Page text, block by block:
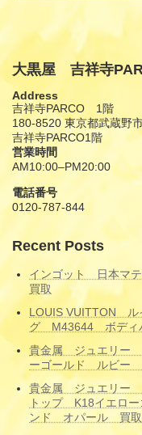
大黒屋 吉祥寺
Address
吉祥寺PARCO 1階
180-8520 東京都武蔵野
吉祥寺PARCO1階
営業時間
AM10:00–PM20:00
電話番号
0120-787-844
Recent Posts
インゴット 日本
買取
LOUIS VUITTON
グ M43644 ボディ
貴金属 ジュエリー
ーゴールド ルビー
貴金属 ジュエリー
トップ K18イエロ
ンド オパール 買取